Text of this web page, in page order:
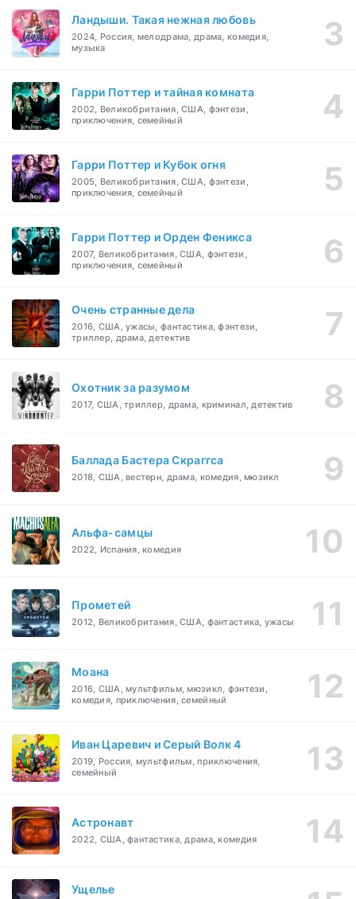
Ландыши. Такая нежная любовь
2024, Россия, мелодрама, драма, комедия,
музыка
Гарри Поттер и тайная комната
2002, Великобритания, США, фэнтези,
приключения, семейный
Гарри Поттер и Кубок огня
2005, Великобритания, США, фэнтези,
приключения, семейный
Гарри Поттер и Орден Феникса
2007, Великобритания, США, фэнтези,
приключения, семейный
Очень странные дела
2016, США, ужасы, фантастика, фэнтези,
триллер, драма, детектив
Охотник за разумом
2017, США, триллер, драма, криминал, детектив
Баллада Бастера Скраггса
2018, США, вестерн, драма, комедия, мюзикл
Альфа-самцы
2022, Испания, комедия
Прометей
2012, Великобритания, США, фантастика, ужасы
Моана
2016, США, мультфильм, мюзикл, фэнтези,
комедия, приключения, семейный
Иван Царевич и Серый Волк 4
2019, Россия, мультфильм, приключения,
семейный
Астронавт
2022, США, фантастика, драма, комедия
Ущелье